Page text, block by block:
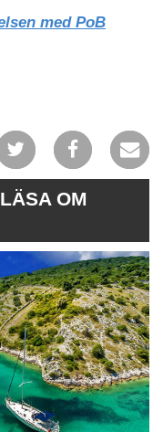
med PoB
OM